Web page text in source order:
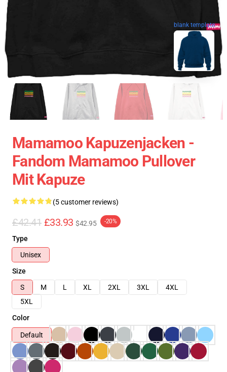
blank template
Mamamoo Kapuzenjacken -
Fandom Mamamoo Pullover
Mit Kapuze
(5 customer reviews)
£42.41 £33.93 $42.95 -20%
Type
Unisex
Size
S
M L XL 2XL 3XL
4XL
5XL
Color
Default